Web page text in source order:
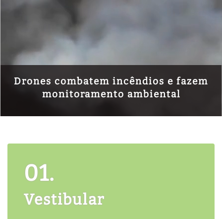
Drones combatem incêndios e fazem
monitoramento ambiental
01.
Vestibular